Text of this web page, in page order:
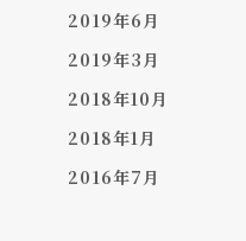
2019年6月
2019年3月
2018年10月
2018年1月
2016年7月